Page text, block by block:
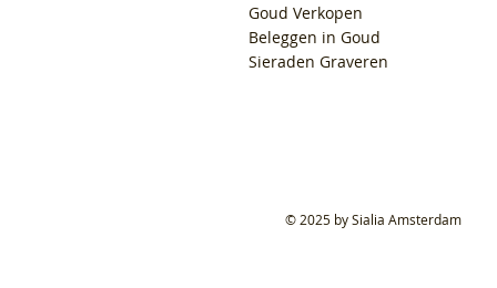
Goud Verkopen
Beleggen in Goud
Sieraden Graveren
© 2025 by Sialia Amsterdam